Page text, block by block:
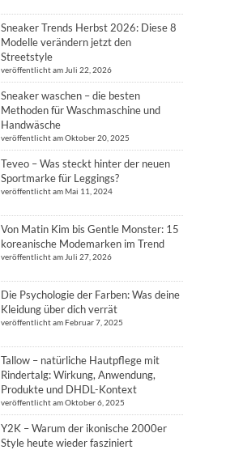
Sneaker Trends Herbst 2026: Diese 8
Modelle verändern jetzt den
Streetstyle
veröffentlicht am Juli 22, 2026
Sneaker waschen – die besten
Methoden für Waschmaschine und
Handwäsche
veröffentlicht am Oktober 20, 2025
Teveo – Was steckt hinter der neuen
Sportmarke für Leggings?
veröffentlicht am Mai 11, 2024
Von Matin Kim bis Gentle Monster: 15
koreanische Modemarken im Trend
veröffentlicht am Juli 27, 2026
Die Psychologie der Farben: Was deine
Kleidung über dich verrät
veröffentlicht am Februar 7, 2025
Tallow – natürliche Hautpflege mit
Rindertalg: Wirkung, Anwendung,
Produkte und DHDL-Kontext
veröffentlicht am Oktober 6, 2025
Y2K – Warum der ikonische 2000er
Style heute wieder fasziniert